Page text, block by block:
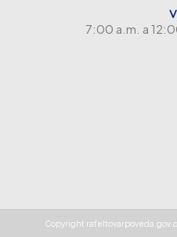
7:00 a.m. a
Copyright